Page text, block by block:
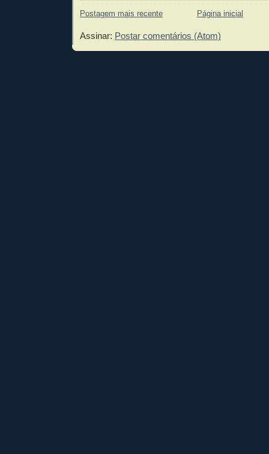
Postagem mais recente Página inicial
Assinar: Postar comentários (Atom)